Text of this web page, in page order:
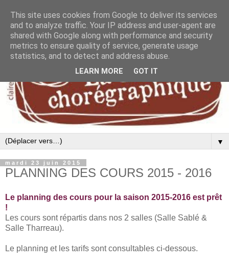
▼
mardi 23 juin 2015
PLANNING DES COURS 2015 - 2016
Le planning des cours pour la saison 2015-2016 est prêt
!
Les cours sont répartis dans nos 2 salles (Salle Sablé &
Salle Tharreau).
Le planning et les tarifs sont consultables ci-dessous.
This site uses cookies from Google to deliver its services
and to analyze traffic. Your IP address and user-agent are
shared with Google along with performance and security
metrics to ensure quality of service, generate usage
statistics, and to detect and address abuse.
LEARN MORE GOT IT